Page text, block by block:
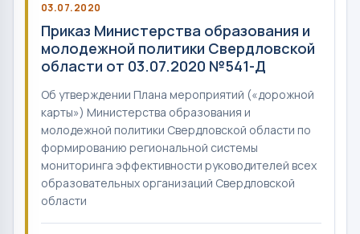
03.07.2020
Приказ Министерства образования и
молодежной политики Свердловской
области от 03.07.2020 №541-Д
Об утверждении Плана мероприятий («дорожной
карты») Министерства образования и
молодежной политики Свердловской области по
формированию региональной системы
мониторинга эффективности руководителей всех
образовательных организаций Свердловской
области